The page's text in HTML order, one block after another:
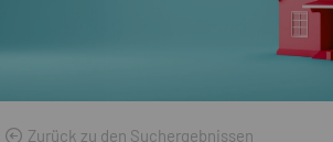
Zurück zu den Suchergebnissen